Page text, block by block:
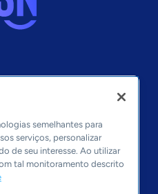
semelhantes para
serviços, personalizar
de seu interesse. Ao utilizar
tal monitoramento descrito